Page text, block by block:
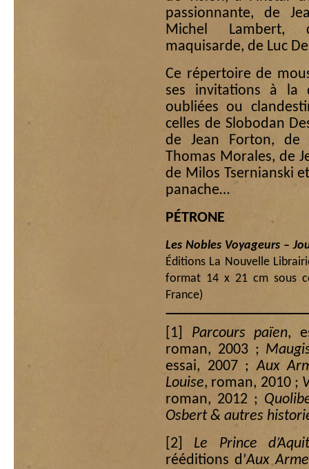
passionnante, de
Michel Lambert,
maquisarde, de Luc
Ce répertoire de
ses invitations à la
oubliées ou
celles de Slobodan
de Jean Forton, de
Thomas Morales, de
de Milos Tsernianski
panache…
PÉTRONE
Les Nobles Voyageurs –
Éditions La Nouvelle
format 14 x 21 cm sous
France)
[1] Parcours païen,
roman, 2003 ;
essai, 2007 ;Aux
Louise, roman, 2010 ;
roman, 2012 ;
Osbert & autres
[2]
Le Prince
rééditions d’Aux